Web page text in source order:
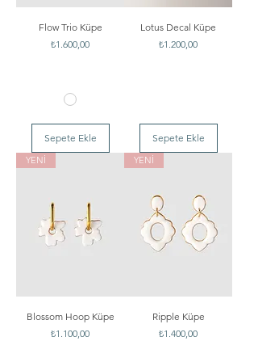
Flow Trio Küpe
Fiyat
₺1.600,00
Sepete Ekle
Lotus Decal Küpe
Fiyat
₺1.200,00
Sepete Ekle
YENİ
Blossom Hoop Küpe
Fiyat
₺1.100,00
YENİ
Ripple Küpe
Fiyat
₺1.400,00